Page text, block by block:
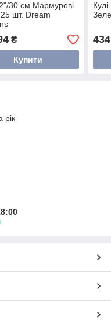
30 см Мармурові
шт. Dream
₴
Купити
434
рік